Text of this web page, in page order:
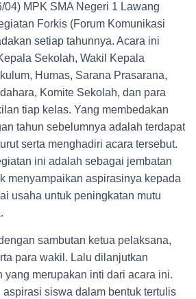
04) MPK SMA Negeri 1 Lawang
Forkis (Forum Komunikasi
setiap tahunnya. Acara ini
Sekolah, Wakil Kepala
Humas, Sarana Prasarana,
Komite Sekolah, dan para
tiap kelas. Yang membedakan
tahun sebelumnya adalah terdapat
serta menghadiri acara tersebut.
ini adalah sebagai jembatan
menyampaikan aspirasinya kepada
usaha untuk peningkatan mutu
sambutan ketua pelaksana,
para wakil. Lalu dilanjutkan
yang merupakan inti dari acara ini.
aspirasi siswa dalam bentuk tertulis